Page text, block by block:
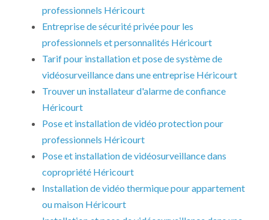
professionnels Héricourt
Entreprise de sécurité privée pour les
professionnels et personnalités Héricourt
Tarif pour installation et pose de système de
vidéosurveillance dans une entreprise Héricourt
Trouver un installateur d'alarme de confiance
Héricourt
Pose et installation de vidéo protection pour
professionnels Héricourt
Pose et installation de vidéosurveillance dans
copropriété Héricourt
Installation de vidéo thermique pour appartement
ou maison Héricourt